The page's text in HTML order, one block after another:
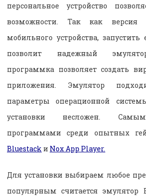
персональное устройство
возможности. Так как версия
мобильного устройства,
позволит надежный
программка позволяет создать
приложения. Эмулятор
параметры операционной
установки несложен.
программами среди опытных
Bluestack и Nox App Player.
Для установки выбираем любое
популярным считается эмулятор